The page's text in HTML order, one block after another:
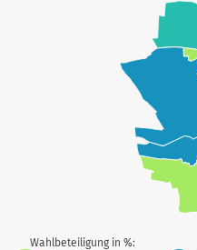
Wahlbeteiligung in %: